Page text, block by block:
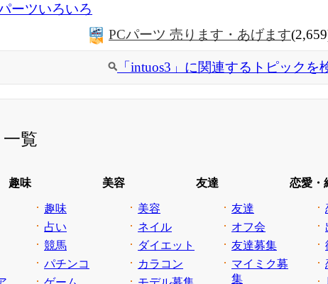
ーツいろいろ
PCパーツ 売ります・あげます
「intuos3」に関連するトピックを
覧
趣味
趣味
占い
競馬
パチンコ
美容
美容
ネイル
ダイエット
カラコン
友達
友達
オフ会
友達募集
マイミク募
集
恋愛・